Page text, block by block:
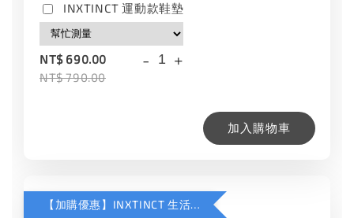
INXTINCT 運動款鞋墊
NT$ 690.00
NT$ 790.00
- +
加入購物車
【加購優惠】INXTINCT 生活日用鞋墊